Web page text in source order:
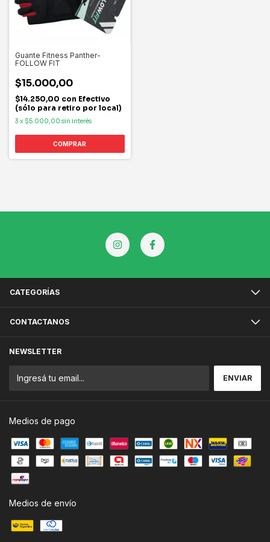
Guante Fitness Panther-
FOLLOW FIT
$15.000,00
$14.250,00 con Efectivo
(sólo para retiro por local)
3 x $5.000,00 sin interés
COMPRAR
CATEGORÍAS
CONTACTANOS
NEWSLETTER
Medios de pago
Medios de envío